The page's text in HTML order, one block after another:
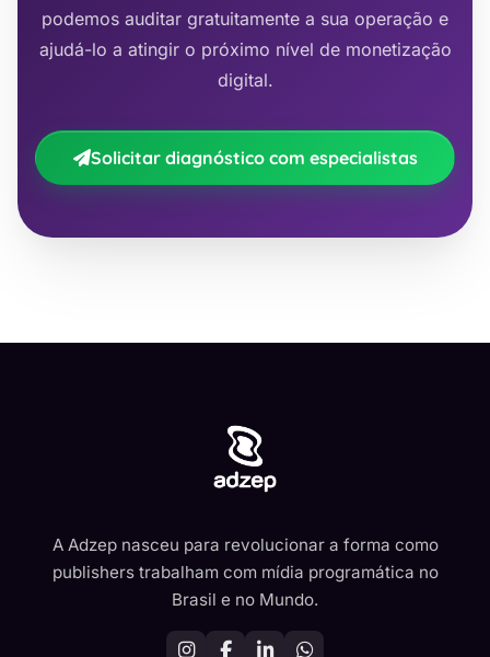
podemos auditar gratuitamente a sua operação e
ajudá-lo a atingir o próximo nível de monetização
digital.
Solicitar diagnóstico com especialistas
A Adzep nasceu para revolucionar a forma como
publishers trabalham com mídia programática no
Brasil e no Mundo.